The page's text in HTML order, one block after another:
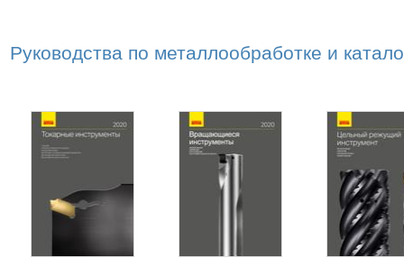
Руководства по металлообработке и